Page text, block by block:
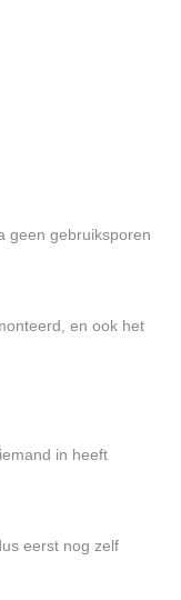
geen gebruiksporen
en ook het
in heeft
eerst nog zelf